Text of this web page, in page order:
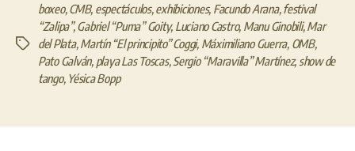
Etiquetas
boxeo,CMB, espectáculos,exhibiciones, Facundo Arana,festival
“Zalipa”,Gabriel “Puma” Goity, Luciano Castro, Manu Ginobili,Mar
del Plata,Martín “El principito” Coggi, Máximiliano Guerra, OMB,
Pato Galván, playa Las Toscas,Sergio “Maravilla” Martínez, show de
tango, Yésica Bopp